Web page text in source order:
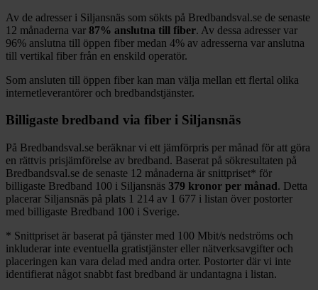
Av de adresser i Siljansnäs som sökts på Bredbandsval.se de senaste
12 månaderna var 87% anslutna till fiber. Av dessa adresser var
96% anslutna till öppen fiber medan 4% av adresserna var anslutna
till vertikal fiber från en enskild operatör.
Som ansluten till öppen fiber kan man välja mellan ett flertal olika
internetleverantörer och bredbandstjänster.
Billigaste bredband via fiber i Siljansnäs
På Bredbandsval.se beräknar vi ett jämförpris per månad för att göra
en rättvis prisjämförelse av bredband. Baserat på sökresultaten på
Bredbandsval.se de senaste 12 månaderna är snittpriset* för
billigaste Bredband 100 i Siljansnäs 379 kronor per månad. Detta
placerar Siljansnäs på plats 1 214 av 1 677 i listan över postorter
med billigaste Bredband 100 i Sverige.
* Snittpriset är baserat på tjänster med 100 Mbit/s nedströms och
inkluderar inte eventuella gratistjänster eller nätverksavgifter och
placeringen kan vara delad med andra orter. Postorter där vi inte
identifierat något snabbt fast bredband är undantagna i listan.